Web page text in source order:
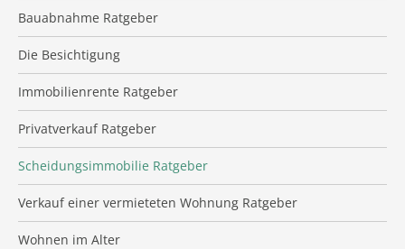
Bauabnahme Ratgeber
Die Besichtigung
Immobilienrente Ratgeber
Privatverkauf Ratgeber
Scheidungsimmobilie Ratgeber
Verkauf einer vermieteten Wohnung Ratgeber
Wohnen im Alter